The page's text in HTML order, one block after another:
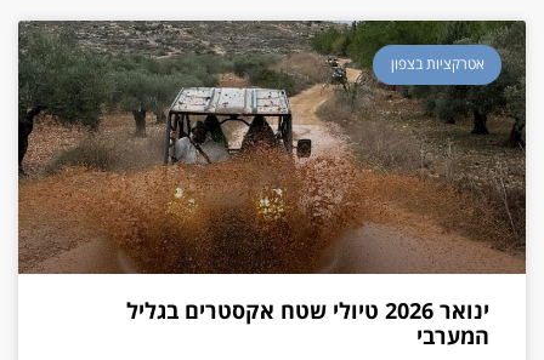
אטרקציות בצפון
ינואר 2026 טיולי שטח אקסטרים בגליל
המערבי